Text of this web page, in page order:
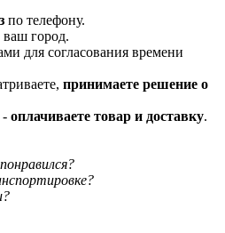
по телефону.
ваш город.
для согласования времени
принимаете решение о
- оплачиваете товар и доставку.